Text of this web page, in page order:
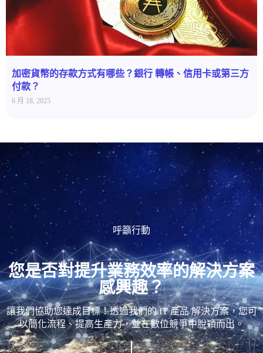
加密貨幣的存款方式有哪些？銀行 轉帳、信用卡或第三方
付款？
6 月 18, 2025
呼籲行動
您是否對提升業務效率的解決方案
感興趣？
讓我們協助您達成目標！透過我們的 IT 產品/解決方案，您可
以簡化流程、提高生產力，並在數位競爭中脫穎而出。